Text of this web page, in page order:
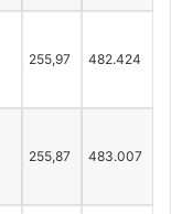
255,97 482.424
255,87 483.007